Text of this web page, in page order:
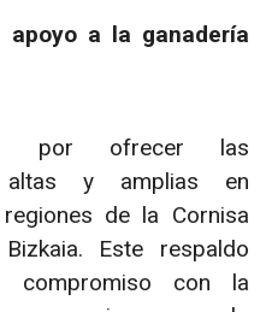
apoyo a la ganadería
por ofrecer las
altas y amplias en
de la Cornisa
Este respaldo
compromiso con la